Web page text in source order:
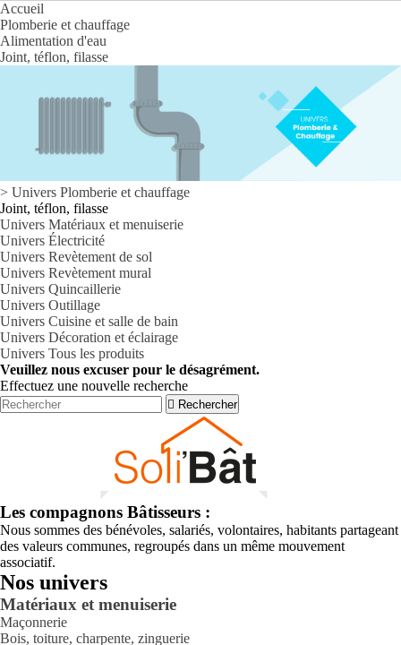
Accueil
Plomberie et chauffage
Alimentation d'eau
Joint, téflon, filasse
> Univers Plomberie et chauffage
Joint, téflon, filasse
Univers Matériaux et menuiserie
Univers Électricité
Univers Revètement de sol
Univers Revètement mural
Univers Quincaillerie
Univers Outillage
Univers Cuisine et salle de bain
Univers Décoration et éclairage
Univers Tous les produits
Veuillez nous excuser pour le désagrément.
Effectuez une nouvelle recherche
 Rechercher
Les compagnons Bâtisseurs :
Nous sommes des bénévoles, salariés, volontaires, habitants partageant
des valeurs communes, regroupés dans un même mouvement
associatif.
Nos univers
Matériaux et menuiserie
Maçonnerie
Bois, toiture, charpente, zinguerie